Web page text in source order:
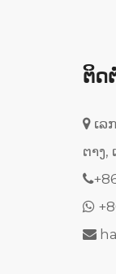
ຕິດ
ເລ
ຕາງ,


